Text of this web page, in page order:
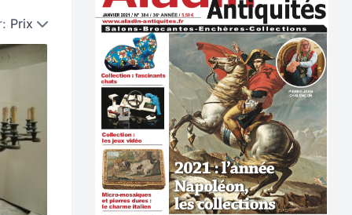
Prix